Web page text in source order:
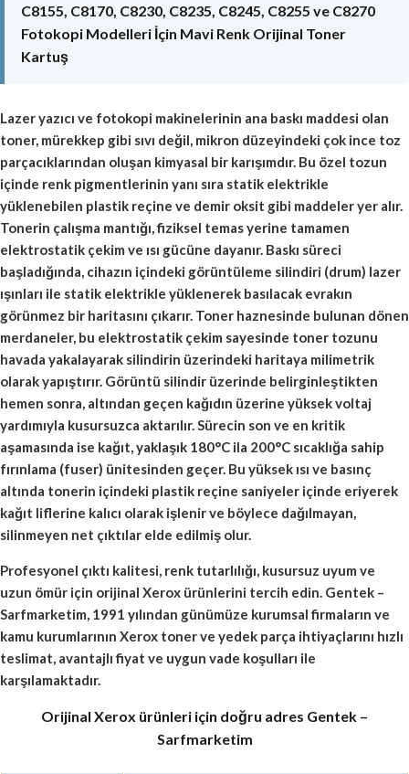
C8155, C8170, C8230, C8235, C8245, C8255 ve C8270
Fotokopi Modelleri İçin Mavi Renk Orijinal Toner
Kartuş
Lazer yazıcı ve fotokopi makinelerinin ana baskı maddesi olan
toner, mürekkep gibi sıvı değil, mikron düzeyindeki çok ince toz
parçacıklarından oluşan kimyasal bir karışımdır. Bu özel tozun
içinde renk pigmentlerinin yanı sıra statik elektrikle
yüklenebilen plastik reçine ve demir oksit gibi maddeler yer alır.
Tonerin çalışma mantığı, fiziksel temas yerine tamamen
elektrostatik çekim ve ısı gücüne dayanır. Baskı süreci
başladığında, cihazın içindeki görüntüleme silindiri (drum) lazer
ışınları ile statik elektrikle yüklenerek basılacak evrakın
görünmez bir haritasını çıkarır. Toner haznesinde bulunan dönen
merdaneler, bu elektrostatik çekim sayesinde toner tozunu
havada yakalayarak silindirin üzerindeki haritaya milimetrik
olarak yapıştırır. Görüntü silindir üzerinde belirginleştikten
hemen sonra, altından geçen kağıdın üzerine yüksek voltaj
yardımıyla kusursuzca aktarılır. Sürecin son ve en kritik
aşamasında ise kağıt, yaklaşık 180°C ila 200°C sıcaklığa sahip
fırınlama (fuser) ünitesinden geçer. Bu yüksek ısı ve basınç
altında tonerin içindeki plastik reçine saniyeler içinde eriyerek
kağıt liflerine kalıcı olarak işlenir ve böylece dağılmayan,
silinmeyen net çıktılar elde edilmiş olur.
Profesyonel çıktı kalitesi, renk tutarlılığı, kusursuz uyum ve
uzun ömür için orijinal Xerox ürünlerini tercih edin. Gentek –
Sarfmarketim, 1991 yılından günümüze kurumsal firmaların ve
kamu kurumlarının Xerox toner ve yedek parça ihtiyaçlarını hızlı
teslimat, avantajlı fiyat ve uygun vade koşulları ile
karşılamaktadır.
Orijinal Xerox ürünleri için doğru adres Gentek –
Sarfmarketim